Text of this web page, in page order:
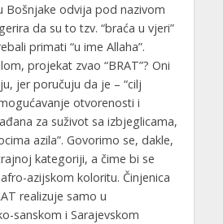
Bošnjake odvija pod nazivom
da su to tzv. “braća u vjeri”
primati “u ime Allaha”.
projekat zvao “BRAT”? Oni
jer poručuju da je – “cilj
otvorenosti i
za suživot sa izbjeglicama,
azila”. Govorimo se, dakle,
kategoriji, a čime bi se
azijskom koloritu. Činjenica
realizuje samo u
sanskom i Sarajevskom